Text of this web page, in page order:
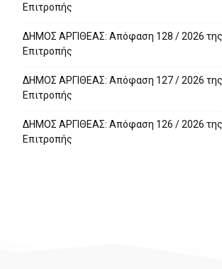
Επιτροπής
ΔΗΜΟΣ ΑΡΓΙΘΕΑΣ: Απόφαση 128 / 2026 της
Επιτροπής
ΔΗΜΟΣ ΑΡΓΙΘΕΑΣ: Απόφαση 127 / 2026 της
Επιτροπής
ΔΗΜΟΣ ΑΡΓΙΘΕΑΣ: Απόφαση 126 / 2026 της
Επιτροπής